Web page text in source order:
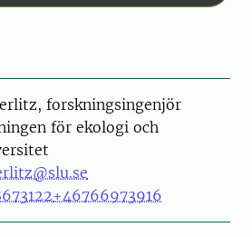
forskningsingenjör
för ekologi och
+46766973916